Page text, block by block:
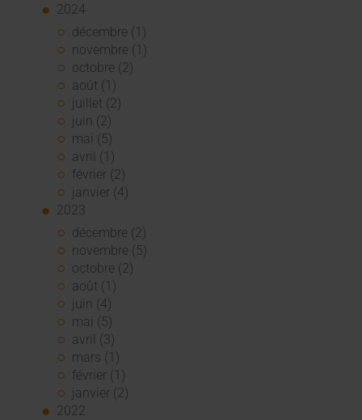
2024
décembre (1)
novembre (1)
octobre (2)
août (1)
juillet (2)
juin (2)
mai (5)
avril (1)
février (2)
janvier (4)
2023
décembre (2)
novembre (5)
octobre (2)
août (1)
juin (4)
mai (5)
avril (3)
mars (1)
février (1)
janvier (2)
2022